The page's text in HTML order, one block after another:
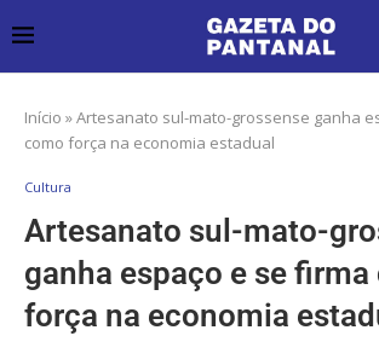
Início »Artesanato sul-mato-grossense ganha
como força na economia estadual
Cultura
Artesanato sul-mato-
ganha espaço e se firma
força na economia